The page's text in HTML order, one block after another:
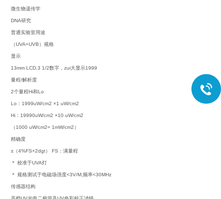
微生物遗传学
DNA研究
普通实验室用途
（UVA+UVB）规格
显示
13mm LCD,3 1/2数字，zui大显示1999
量程/解析度
2个量程Hi和Lo
Lo：1999uW/cm2 ×1 uW/cm2
Hi：19990uW/cm2 ×10 uW/cm2
（1000 uW/cm2= 1mW/cm2）
精确度
±（4%FS+2dgt） FS：满量程
＊ 校准于UVA灯
＊ 规格测试于电磁场强度<3V/M,频率<30MHz
传感器结构